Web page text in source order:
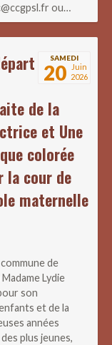
ou…
SAMEDI
20
Juin
2026
de la
et Une
colorée
la cour de
maternelle
de
Lydie
son
et de la
années
plus jeunes,